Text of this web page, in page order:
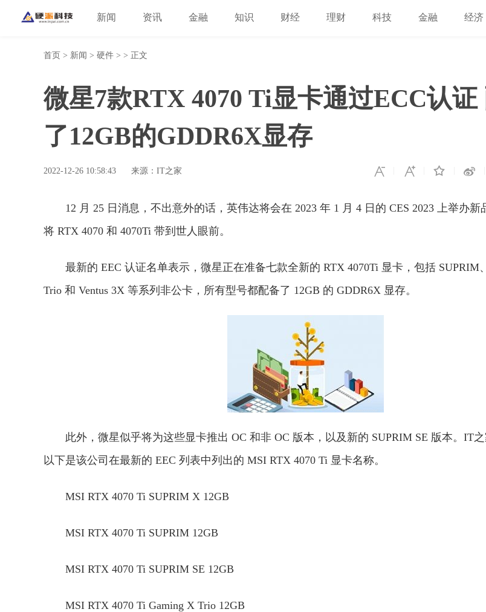
新闻 资讯 金融 知识 财经 理财 科技 金融 经济
首页 > 新闻 > 硬件 > > 正文
微星7款RTX 4070 Ti显卡通过ECC认证
了12GB的GDDR6X显存
2022-12-26 10:58:43 来源：IT之家
12 月 25 日消息，不出意外的话，英伟达将会在 2023 年 1 月 4 日的 CES 2023 上举办新
将 RTX 4070 和 4070Ti 带到世人眼前。
最新的 EEC 认证名单表示，微星正在准备七款全新的 RTX 4070Ti 显卡，包括 SUPRIM
Trio 和 Ventus 3X 等系列非公卡，所有型号都配备了 12GB 的 GDDR6X 显存。
此外，微星似乎将为这些显卡推出 OC 和非 OC 版本，以及新的 SUPRIM SE 版本。IT之
以下是该公司在最新的 EEC 列表中列出的 MSI RTX 4070 Ti 显卡名称。
MSI RTX 4070 Ti SUPRIM X 12GB
MSI RTX 4070 Ti SUPRIM 12GB
MSI RTX 4070 Ti SUPRIM SE 12GB
MSI RTX 4070 Ti Gaming X Trio 12GB